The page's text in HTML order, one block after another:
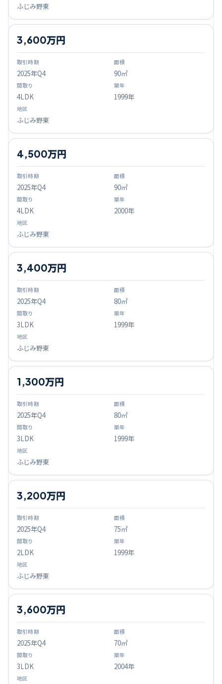
ふじみ野東
2025年Q4
3,600万円
90㎡
4LDK 1999年
ふじみ野東
2025年Q4
4,500万円
90㎡
4LDK 2000年
ふじみ野東
2025年Q4
3,400万円
80㎡
3LDK 1999年
ふじみ野東
2025年Q4
1,300万円
80㎡
3LDK 1999年
ふじみ野東
2025年Q4
3,200万円
75㎡
2LDK 1999年
ふじみ野東
2025年Q4
3,600万円
70㎡
3LDK 2004年